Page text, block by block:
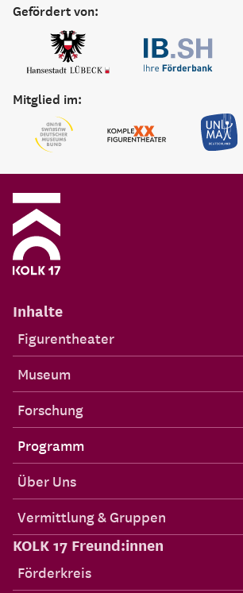
Gefördert von:
Mitglied im:
Inhalte
Figurentheater
Museum
Forschung
Programm
Über Uns
Vermittlung & Gruppen
KOLK 17 Freund:innen
Förderkreis